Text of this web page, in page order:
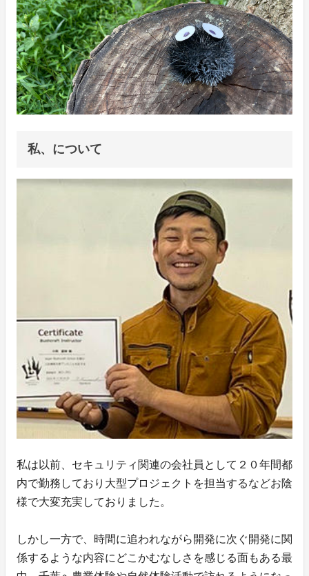
私、について
私は以前、セキュリティ関連の会社員として２０年間都
内で勤務しており大型プロジェクトを担当するなどお陰
様で大変充実しておりました。
しかし一方で、時間に追われながら開発に次ぐ開発に関
係するような内容にどこかむなしさを感じる面もある最